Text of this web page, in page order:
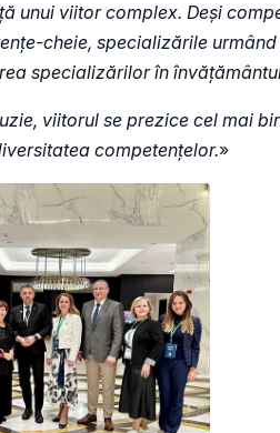
unui viitor complex. Deși
cheie, specializările
specializărilor în
viitorul se prezice cel mai
competențelor.»